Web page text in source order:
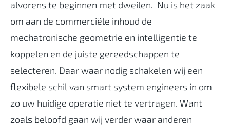
alvorens te beginnen met dweilen. Nu is het zaak
om aan de commerciële inhoud de
mechatronische geometrie en intelligentie te
koppelen en de juiste gereedschappen te
selecteren. Daar waar nodig schakelen wij een
flexibele schil van smart system engineers in om
zo uw huidige operatie niet te vertragen. Want
zoals beloofd gaan wij verder waar anderen